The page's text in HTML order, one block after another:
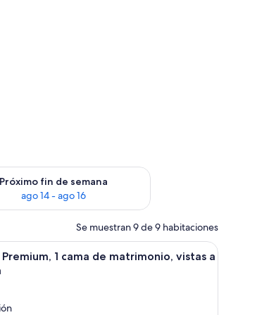
ago 7 - ago 9
Próximo fin de semana
ago 14 - ago 16
la disponibilidad para el próximo fin de semana,
Se muestran 9 de 9 habitaciones
acondicionado fijado a la pared.
televisor. Habitación de hotel con una cama grande,
1 cama de matrimonio, vistas a